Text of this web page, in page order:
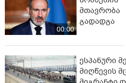
00:00
მთავრობა
გადადგა
ესპანური
მიღწევის